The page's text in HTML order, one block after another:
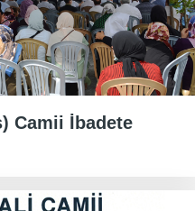
Camii İbadete